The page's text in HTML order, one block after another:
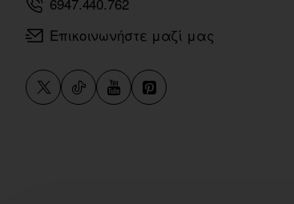
Επικοινωνήστε μαζί μας